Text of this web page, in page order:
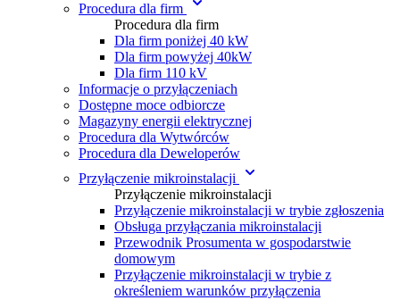
Procedura dla firm
Procedura dla firm
Dla firm poniżej 40 kW
Dla firm powyżej 40kW
Dla firm 110 kV
Informacje o przyłączeniach
Dostępne moce odbiorcze
Magazyny energii elektrycznej
Procedura dla Wytwórc ów
Procedura dla Deweloperów
Przyłączenie mikroinstalacji
Przyłączenie mikroinstalacji
Przyłączenie mikroinstalacji w trybie zgłoszenia
Obsługa przyłączania mikroinstalacji
Przewodnik Prosumenta w gospodarstwie
domowym
Przyłączenie mikroinstalacji w trybie z
określeniem warunków przyłączenia